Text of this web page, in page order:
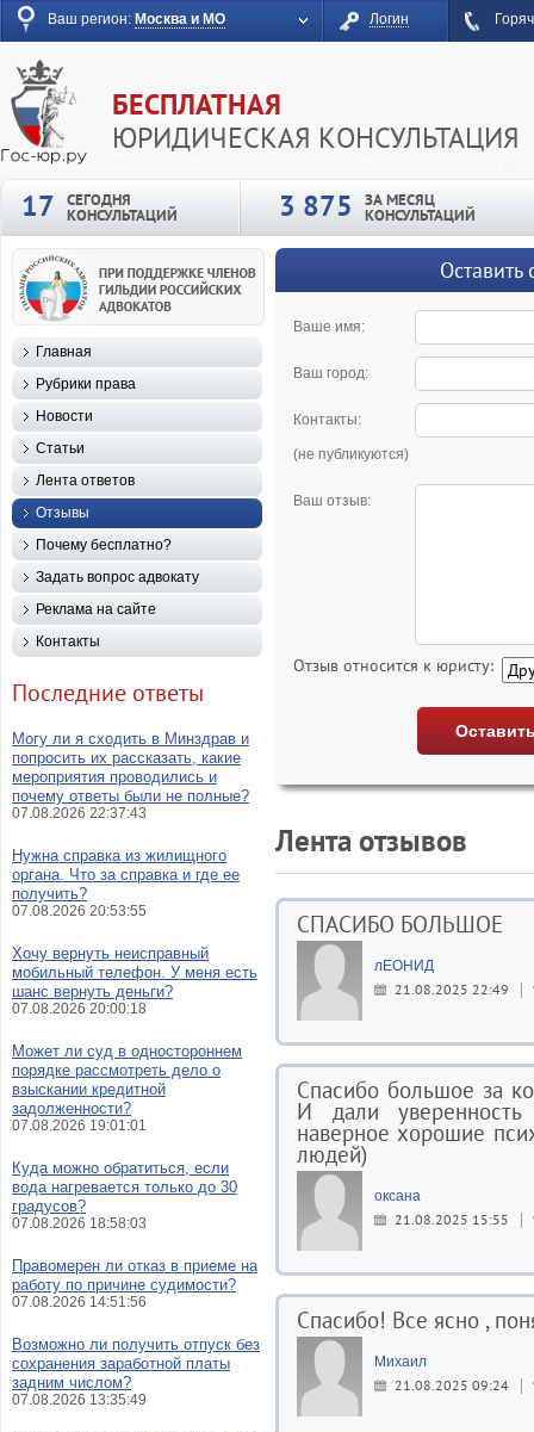
Ваш регион: Москва и МО Логин
БЕСПЛАТНАЯ
ЮРИДИЧЕСКАЯ КОНСУЛЬТАЦИЯ
17
СЕГОДНЯ
КОНСУЛЬТАЦИЙ 3 875 ЗА МЕСЯЦ
КОНСУЛЬТАЦИЙ
Ваше имя:
Ваш город:
Контакты:
(не публикуются)
Ваш отзыв:
Отзыв относится к юристу:
Лента отзывов
СПАСИБО БОЛЬШОЕ
лЕОНИД
21.08.2025 22:49
Спасибо большое за
И дали
наверное хорошие
людей)
оксана
21.08.2025 15:55
Спасибо! Все ясно ,
Михаил
21.08.2025 09:24
Главная
Рубрики права
Новости
Статьи
Лента ответов
Отзывы
Почему бесплатно?
Задать вопрос адвокату
Реклама на сайте
Контакты
Последние ответы
Могу ли я сходить в Минздрав и
попросить их рассказать, какие
мероприятия проводились и
почему ответы были не полные?
07.08.2026 22:37:43
Нужна справка из жилищного
органа. Что за справка и где ее
получить?
07.08.2026 20:53:55
Хочу вернуть неисправный
мобильный телефон. У меня есть
шанс вернуть деньги?
07.08.2026 20:00:18
Может ли суд в одностороннем
порядке рассмотреть дело о
взыскании кредитной
задолженности?
07.08.2026 19:01:01
Куда можно обратиться, если
вода нагревается только до 30
градусов?
07.08.2026 18:58:03
Правомерен ли отказ в приеме на
работу по причине судимости?
07.08.2026 14:51:56
Возможно ли получить отпуск без
сохранения заработной платы
задним числом?
07.08.2026 13:35:49